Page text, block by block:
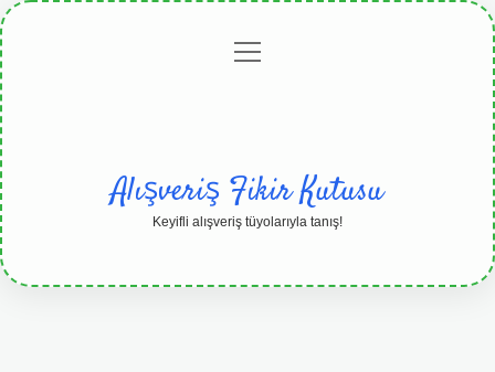
Gizlilikmenüyü
Alışveriş Fikir Kutusu
Keyifli alışveriş tüyolarıyla tanış!